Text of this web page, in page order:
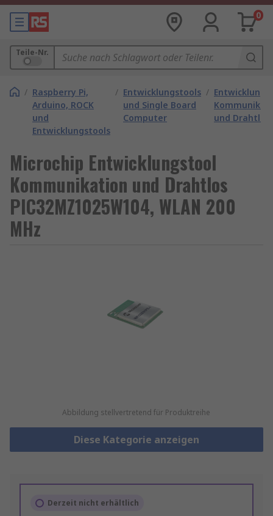
0
Teile-Nr.
/ Raspberry Pi,
Arduino, ROCK
und
Entwicklungstools
/ Entwicklungstools
und Single Board
Computer
/
und Drahtlos
Microchip Entwicklungstool
Kommunikation und Drahtlos
PIC32MZ1025W104, WLAN 200
MHz
Abbildung stellvertretend für Produktreihe
Diese Kategorie anzeigen
Derzeit nicht erhältlich